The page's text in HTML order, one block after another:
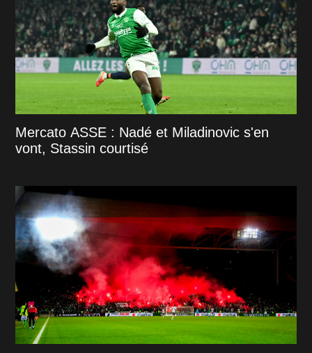
Mercato ASSE : Nadé et Miladinovic s'en
vont, Stassin courtisé